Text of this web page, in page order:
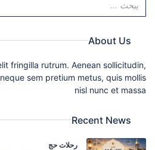
About Us
fringilla rutrum. Aenean sollicitudin,
sem pretium metus, quis mollis
nisl nunc et massa
Recent News
رحلات حج